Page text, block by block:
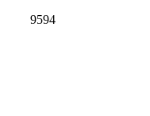
9594